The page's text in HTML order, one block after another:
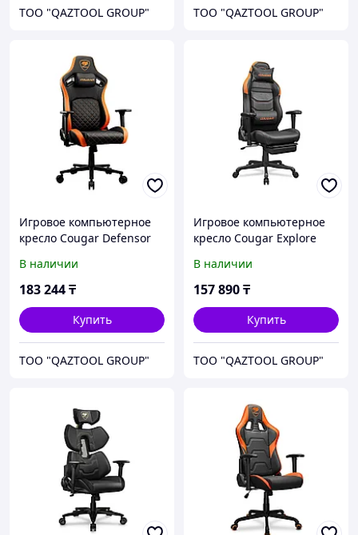
TOO "QAZTOOL GROUP" TOO "QAZTOOL GROUP"
Игровое компьютерное
кресло Cougar Defensor
В наличии
183 244₸
Купить
TOO "QAZTOOL GROUP"
Игровое компьютерное
кресло Cougar Explore
В наличии
157 890₸
Купить
TOO "QAZTOOL GROUP"